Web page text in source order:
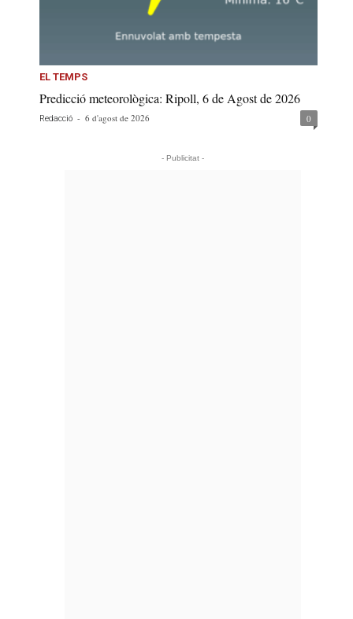
EL TEMPS
Predicció meteorològica: Ripoll, 6 de Agost de 2026
Redacció - 6 d'agost de 2026 0
- Publicitat -